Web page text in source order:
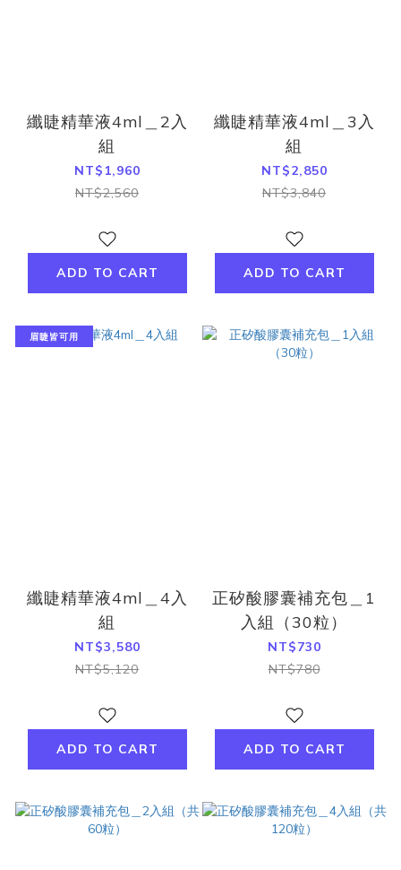
纖睫精華液4ml＿2入
組
NT$1,960
NT$2,560
ADD TO CART
纖睫精華液4ml＿3入
組
NT$2,850
NT$3,840
ADD TO CART
眉睫皆可用
纖睫精華液4ml＿4入
組
NT$3,580
NT$5,120
ADD TO CART
正矽酸膠囊補充包＿1
入組（30粒）
NT$730
NT$780
ADD TO CART